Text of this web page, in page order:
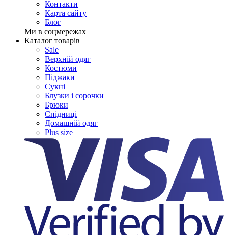
Контакти
Карта сайту
Блог
Ми в соцмережах
Каталог товарів
Sale
Верхній одяг
Костюми
Піджаки
Сукні
Блузки і сорочки
Брюки
Спідниці
Домашній одяг
Plus size